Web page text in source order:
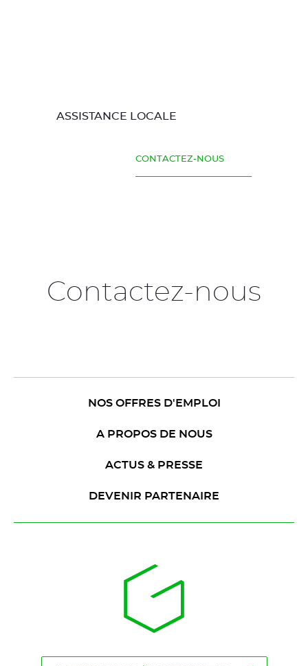
ASSISTANCE LOCALE
CONTACTEZ-NOUS
Contactez-nous
NOS OFFRES D'EMPLOI
A PROPOS DE NOUS
ACTUS & PRESSE
DEVENIR PARTENAIRE